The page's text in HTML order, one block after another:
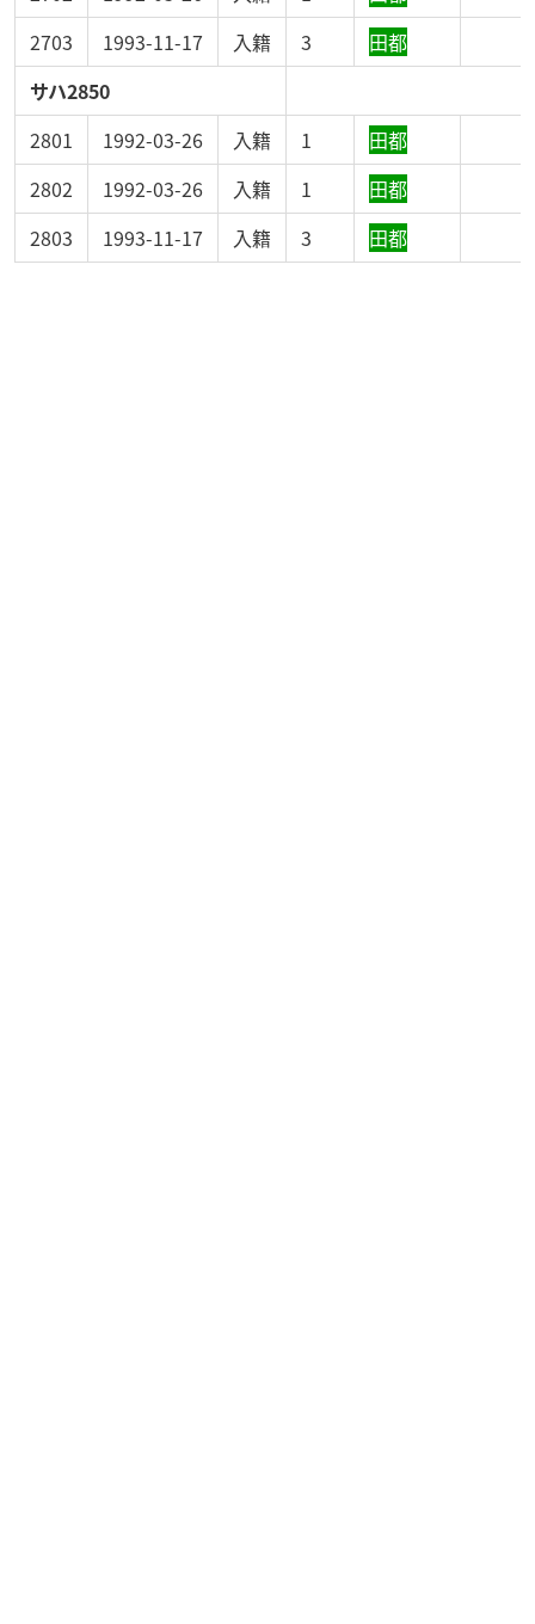
2703
1993-11-17 入籍 3
田都
サハ2850
2801
1992-03-26 入籍 1
田都
2802
1992-03-26 入籍 1
田都
2803
1993-11-17 入籍 3 田都